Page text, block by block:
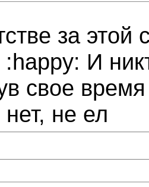
за этой
:happy: И
свое
не ел